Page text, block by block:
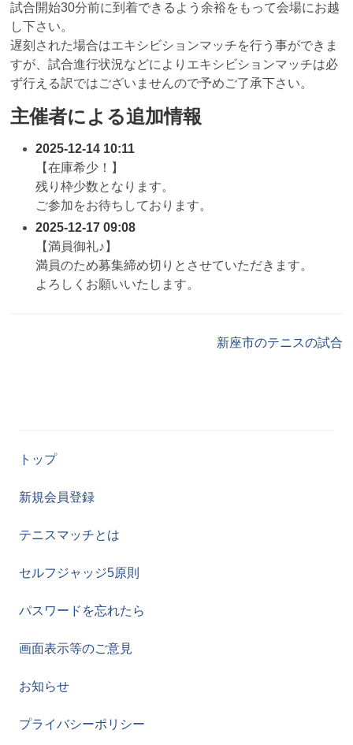
試合開始30分前に到着できるよう余裕をもって会場にお越
し下さい。
遅刻された場合はエキシビションマッチを行う事ができま
すが、試合進行状況などによりエキシビションマッチは必
ず行える訳ではございませんので予めご了承下さい。
主催者による追加情報
2025-12-14 10:11
【在庫希少！】
残り枠少数となります。
ご参加をお待ちしております。
2025-12-17 09:08
【満員御礼♪】
満員のため募集締め切りとさせていただきます。
よろしくお願いいたします。
新座市のテニスの試合
トップ
新規会員登録
テニスマッチとは
セルフジャッジ5原則
パスワードを忘れたら
画面表示等のご意見
お知らせ
プライバシーポリシー